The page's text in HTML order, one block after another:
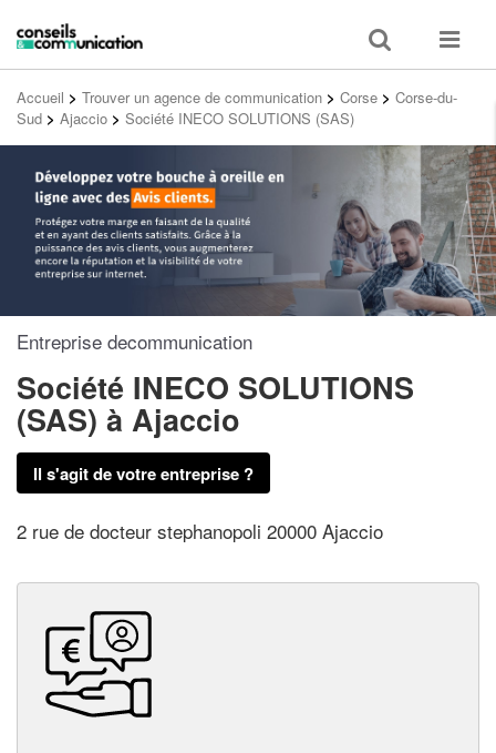
Toggle
search
Toggle
Accueil > Trouver un agence de communication > Corse > Corse-du-
Sud > Ajaccio > Société INECO SOLUTIONS (SAS)
Entreprise decommunication
Société INECO SOLUTIONS
(SAS) à Ajaccio
Il s'agit de votre entreprise ?
2 rue de docteur stephanopoli 20000 Ajaccio